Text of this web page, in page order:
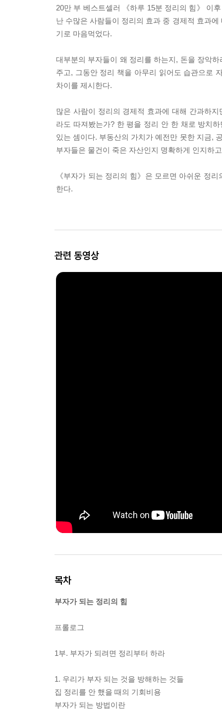
20만 부 베스트셀러 《하루 15분 정리의 힘》 이
난 수많은 사람들이 정리의 효과 중 경제적 효과
기로 마음먹었다.
대부분의 부자들이 왜 정리를 하는지, 돈을 장악
주고, 그동안 정리 책을 아무리 읽어도 습관으로
차이를 제시한다.
많은 사람이 정리의 경제적 효과에 대해 간과하
라도 따져봤는가? 한 평을 정리 안 한 채로 방치
있는 셈이다. 부동산의 가치가 예전만 못한 지금,
부자들은 물건이 죽은 자산인지 명확하게 인지하
《부자가 되는 정리의 힘》은 모르면 아쉬운 정
한다.
관련 동영상
목차
부자가 되는 정리의 힘
프롤로그
1부. 부자가 되려면 정리부터 하라
1. 우리가 부자 되는 것을 방해하는 것들
집 정리를 안 했을 때의 기회비용
부자가 되는 방법이란